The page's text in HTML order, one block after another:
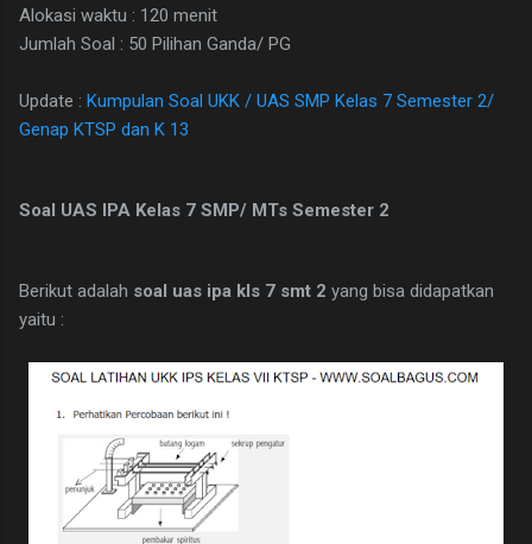
Alokasi waktu : 120 menit
Jumlah Soal : 50 Pilihan Ganda/ PG
Update : Kumpulan Soal UKK / UAS SMP Kelas 7 Semester 2/
Genap KTSP dan K 13
Soal UAS IPA Kelas 7 SMP/ MTs Semester 2
Berikut adalah soal uas ipa kls 7 smt 2 yang bisa didapatkan
yaitu :